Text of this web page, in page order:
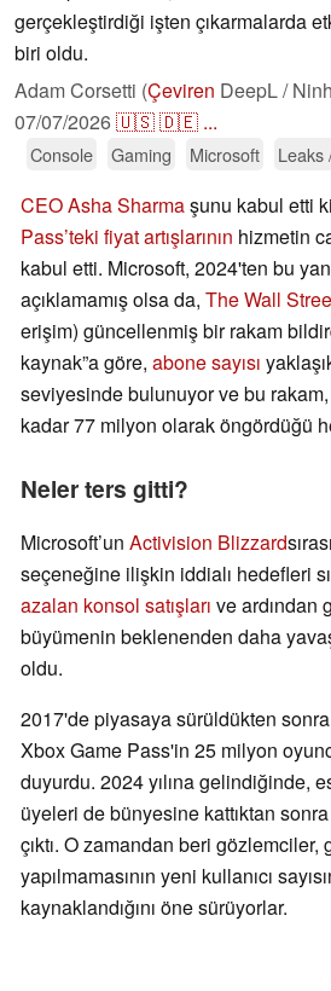
gerçekleştirdiği işten çıkarmalarda
biri oldu.
Adam Corsetti (Çeviren DeepL /
07/07/2026🇺🇸🇩🇪 ...
Console Gaming Microsoft Leaks
CEO Asha Sharmaşunu kabul etti ki
Pass’teki fiyat artışlarının hizmetin
kabul etti. Microsoft, 2024'ten bu
açıklamamış olsa da, The Wall
erişim) güncellenmiş bir rakam
kaynak”a göre, abone sayısı
seviyesinde bulunuyor ve bu rakam,
kadar 77 milyon olarak öngördüğü
Neler ters gitti?
Microsoft’un Activision Blizzard
seçeneğine ilişkin iddialı hedefleri
azalan konsol satışları ve ardından
büyümenin beklenenden daha
oldu.
2017'de piyasaya sürüldükten
Xbox Game Pass'in 25 milyon
duyurdu. 2024 yılına gelindiğinde,
üyeleri de bünyesine kattıktan
çıktı. O zamandan beri
yapılmamasının yeni kullanıcı
kaynaklandığını öne sürüyorlar.